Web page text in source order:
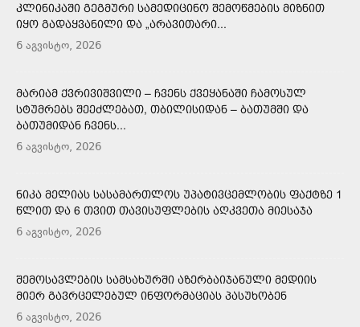
ᲙᲚᲘᲜᲘᲙᲐᲨᲘ ᲒᲔᲒᲛᲣᲠᲘ ᲡᲐᲛᲔᲓᲘᲪᲘᲜᲝ ᲨᲔᲛᲝᲬᲛᲔᲑᲘᲡ ᲛᲘᲖᲜᲘᲗ
ᲘᲧᲝ ᲒᲐᲓᲐᲧᲕᲐᲜᲘᲚᲘ ᲓᲐ „ᲐᲠᲐᲕᲘᲗᲐᲠᲘ...
6 აგვისტო, 2026
ᲛᲐᲠᲘᲐᲛ ᲥᲕᲠᲘᲕᲘᲨᲕᲘᲚᲘ – ᲩᲕᲔᲜᲡ ᲥᲕᲔᲧᲐᲜᲐᲨᲘ ᲩᲐᲛᲝᲡᲣᲚ
ᲡᲢᲣᲛᲠᲔᲑᲡ ᲨᲔᲔᲫᲚᲔᲑᲐᲗ, ᲗᲑᲘᲚᲘᲡᲘᲓᲐᲜ – ᲑᲐᲗᲣᲛᲨᲘ ᲓᲐ
ᲑᲐᲗᲣᲛᲘᲓᲐᲜ ᲩᲕᲔᲜᲡ...
6 აგვისტო, 2026
ᲜᲘᲙᲐ ᲛᲔᲚᲘᲐᲡ ᲡᲐᲡᲐᲛᲐᲠᲗᲚᲝᲡ ᲣᲞᲐᲢᲘᲕᲪᲔᲛᲚᲝᲑᲘᲡ ᲤᲐᲥᲢᲖᲔ 1
ᲬᲚᲘᲗ ᲓᲐ 6 ᲗᲕᲘᲗ ᲗᲐᲕᲘᲡᲣᲤᲚᲔᲑᲘᲡ ᲐᲦᲙᲕᲔᲗᲐ ᲛᲘᲔᲡᲐᲯᲐ
6 აგვისტო, 2026
ᲨᲔᲛᲝᲡᲐᲕᲚᲔᲑᲘᲡ ᲡᲐᲛᲡᲐᲮᲣᲠᲨᲘ ᲐᲖᲔᲠᲑᲐᲘᲯᲐᲜᲣᲚᲘ ᲛᲔᲓᲘᲘᲡ
ᲛᲘᲔᲠ ᲒᲐᲕᲠᲪᲔᲚᲔᲑᲣᲚ ᲘᲜᲤᲝᲠᲛᲐᲪᲘᲐᲡ ᲞᲐᲡᲣᲮᲝᲑᲔᲜ
6 აგვისტო, 2026